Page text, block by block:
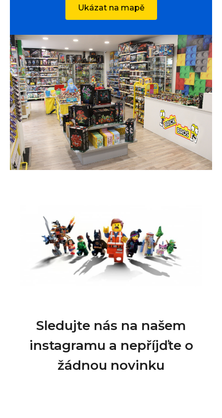
Ukázat na mapě
Sledujte nás na našem
instagramu a nepříjďte o
žádnou novinku